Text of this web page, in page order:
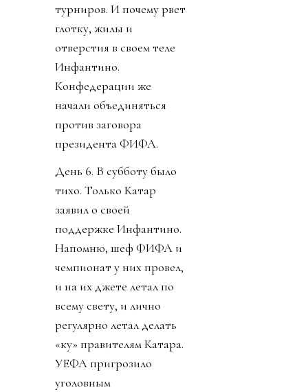
турниров. И почему рвет
глотку, жилы и
отверстия в своем теле
Инфантино.
Конфедерации же
начали объединяться
против заговора
президента ФИФА.
День 6. В субботу было
тихо. Только Катар
заявил о своей
поддержке Инфантино.
Напомню, шеф ФИФА и
чемпионат у них провел,
и на их джете летал по
всему свету, и лично
регулярно летал делать
«ку» правителям Катара.
УЕФА пригрозило
уголовным